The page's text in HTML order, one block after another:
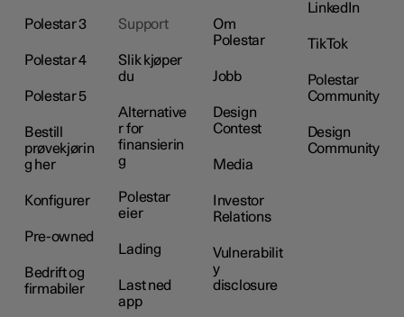
Polestar 3
Polestar 4
Polestar 5
Bestill
prøvekjørin
g her
Konfigurer
Pre-owned
Bedrift og
firmabiler
Support
Slik kjøper
du
Alternative
r for
finansierin
g
Polestar
eier
Lading
Last ned
app
Om
Polestar
Jobb
Design
Contest
Media
Investor
Relations
Vulnerabilit
y
disclosure
LinkedIn
TikTok
Polestar
Community
Design
Community